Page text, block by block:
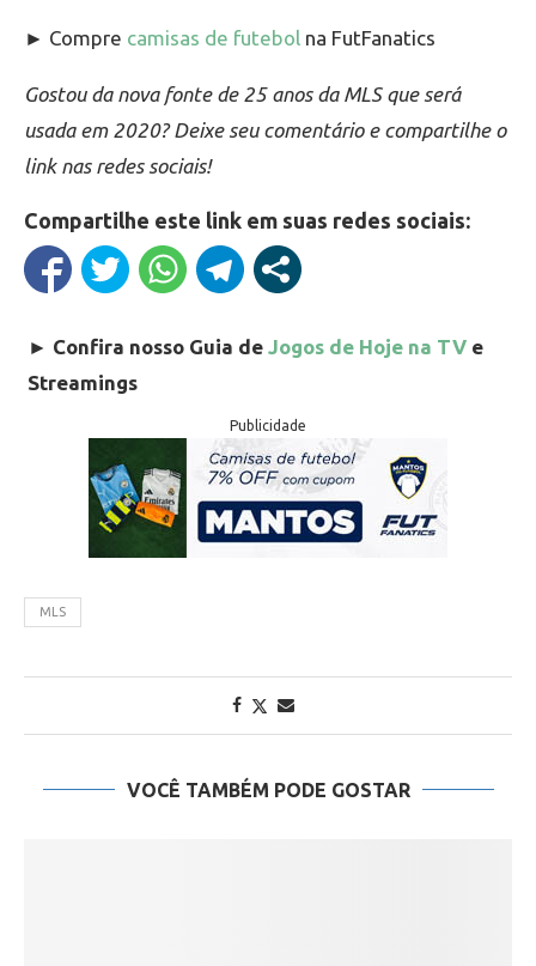
► Compre camisas de futebol na FutFanatics
Gostou da nova fonte de 25 anos da MLS que será
usada em 2020? Deixe seu comentário e compartilhe o
link nas redes sociais!
Compartilhe este link em suas redes sociais:
► Confira nosso Guia de Jogos de Hoje na TV e
Streamings
Publicidade
MLS
VOCÊ TAMBÉM PODE GOSTAR